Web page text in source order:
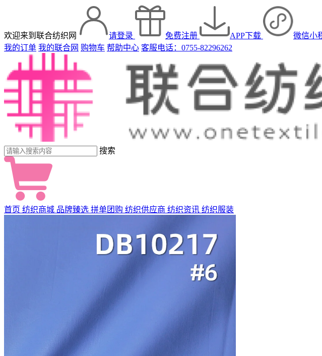
欢迎来到联合纺织网 请登录 免费注册 APP下载
微信小
我的订单 我的联合网 购物车 帮助中心 客服电话：0755-82296262
搜索
首页 纺织商城 品牌臻选 拼单团购 纺织供应商 纺织资讯 纺织服装